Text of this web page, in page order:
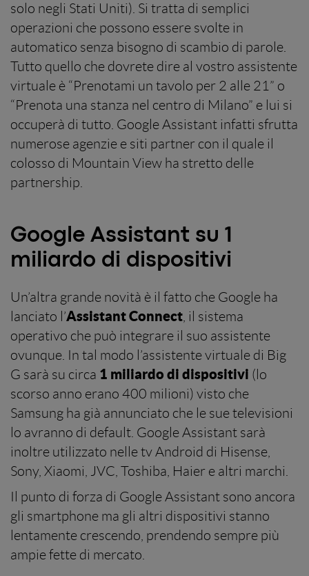
solo negli Stati Uniti). Si tratta di semplici
operazioni che possono essere svolte in
automatico senza bisogno di scambio di parole.
Tutto quello che dovrete dire al vostro assistente
virtuale è “Prenotami un tavolo per 2 alle 21” o
“Prenota una stanza nel centro di Milano” e lui si
occuperà di tutto. Google Assistant infatti sfrutta
numerose agenzie e siti partner con il quale il
colosso di Mountain View ha stretto delle
partnership.
Google Assistant su 1
miliardo di dispositivi
Un’altra grande novità è il fatto che Google ha
lanciato l’Assistant Connect , il sistema
operativo che può integrare il suo assistente
ovunque. In tal modo l’assistente virtuale di Big
G sarà su circa 1 miliardo di dispositivi (lo
scorso anno erano 400 milioni) visto che
Samsung ha già annunciato che le sue televisioni
lo avranno di default. Google Assistant sarà
inoltre utilizzato nelle tv Android di Hisense,
Sony, Xiaomi, JVC, Toshiba, Haier e altri marchi.
Il punto di forza di Google Assistant sono ancora
gli smartphone ma gli altri dispositivi stanno
lentamente crescendo, prendendo sempre più
ampie fette di mercato.